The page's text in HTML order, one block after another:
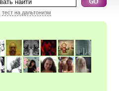
тест на дальтонизм